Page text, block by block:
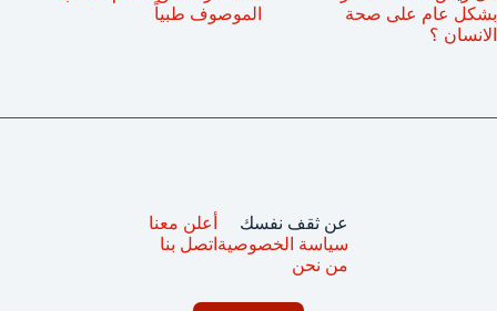
بشكل عام على صحة
الانسان ؟
الموصوف طبياً
عن ثقف نفسك
سياسة الخصوصية
من نحن
أعلن معنا
اتصل بنا